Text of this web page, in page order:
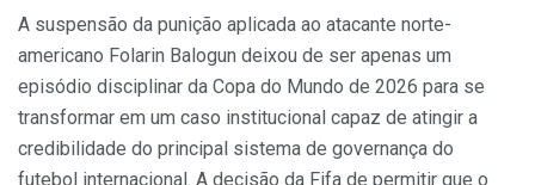
A suspensão da punição aplicada ao atacante norte-
americano Folarin Balogun deixou de ser apenas um
episódio disciplinar da Copa do Mundo de 2026 para se
transformar em um caso institucional capaz de atingir a
credibilidade do principal sistema de governança do
futebol internacional. A decisão da Fifa de permitir que o